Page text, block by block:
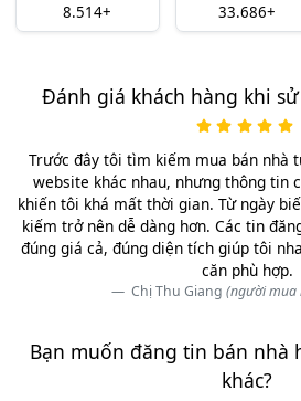
8.514+
33.686+
Đánh giá khách hàng khi
Trước đây tôi tìm kiếm mua bán nhà
website khác nhau, nhưng thông tin
khiến tôi khá mất thời gian. Từ ngày
kiếm trở nên dễ dàng hơn. Các tin
đúng giá cả, đúng diện tích giúp tôi
căn phù hợp.
Chị Thu Giang (người mua
Bạn muốn đăng tin bán nhà
khác?